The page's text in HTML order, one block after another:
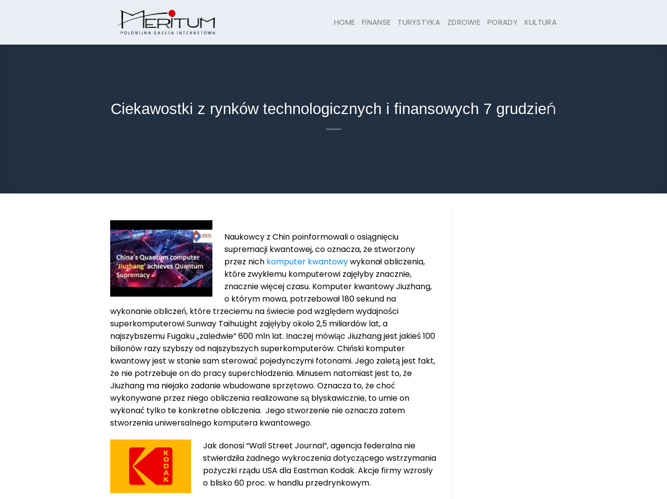
HOME FINANSE TURYSTYKA ZDROWIE PORADY KULTURA
Ciekawostki z rynków technologicznych i finansowych 7 grudzień
Naukowcy z Chin poinformowali o osiągnięciu
supremacji kwantowej, co oznacza, że stworzony
przez nich komputer kwantowywykonał obliczenia,
które zwykłemu komputerowi zajęłyby znacznie,
znacznie więcej czasu. Komputer kwantowy Jiuzhang,
o którym mowa, potrzebował 180 sekund na
wykonanie obliczeń, które trzeciemu na świecie pod względem wydajności
superkomputerowi Sunway TaihuLight zajęłyby około 2,5 miliardów lat, a
najszybszemu Fugaku „zaledwie” 600 mln lat. Inaczej mówiąc Jiuzhang jest jakieś 100
bilionów razy szybszy od najszybszych superkomputerów. Chiński komputer
kwantowy jest w stanie sam sterować pojedynczymi fotonami. Jego zaletą jest fakt,
że nie potrzebuje on do pracy superchłodzenia. Minusem natomiast jest to, że
Jiuzhang ma niejako zadanie wbudowane sprzętowo. Oznacza to, że choć
wykonywane przez niego obliczenia realizowane są błyskawicznie, to umie on
wykonać tylko te konkretne obliczenia. Jego stworzenie nie oznacza zatem
stworzenia uniwersalnego komputera kwantowego.
Jak donosi “Wall Street Journal”, agencja federalna nie
stwierdziła żadnego wykroczenia dotyczącego wstrzymania
pożyczki rządu USA dla Eastman Kodak. Akcje firmy wzrosły
o blisko 60 proc. w handlu przedrynkowym.